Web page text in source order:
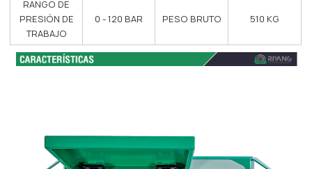
RANGO DE
PRESIÓN DE
TRABAJO
0 - 120 BAR PESO BRUTO 510 KG